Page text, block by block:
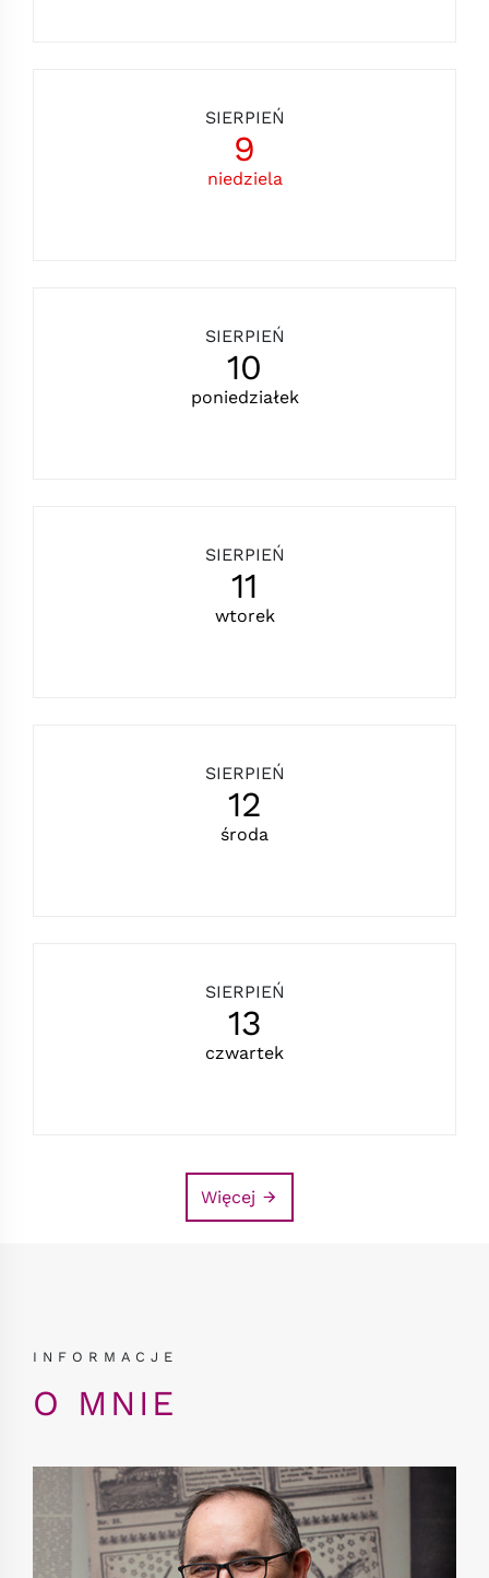
SIERPIEŃ
9
niedziela
SIERPIEŃ
10
poniedziałek
SIERPIEŃ
11
wtorek
SIERPIEŃ
12
środa
SIERPIEŃ
13
czwartek
Więcej
INFORMACJE
O MNIE